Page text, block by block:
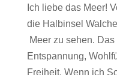
Ich liebe das Meer!
die Halbinsel
Meer zu sehen. Das
Entspannung,
Freiheit. Wenn ich